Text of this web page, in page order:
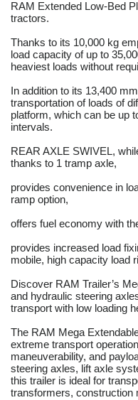
RAM Extended Low-Bed
tractors.
Thanks to its 10,000 kg
load capacity of up to
heaviest loads without
In addition to its 13,400
transportation of loads of
platform, which can be up
intervals.
REAR AXLE SWIVEL,
thanks to 1 tramp axle,
provides convenience in
ramp option,
offers fuel economy with
provides increased load
mobile, high capacity load
Discover RAM Trailer’s
and hydraulic steering
transport with low loading
The RAM Mega
extreme transport
maneuverability, and
steering axles, lift axle
this trailer is ideal for
transformers, construction